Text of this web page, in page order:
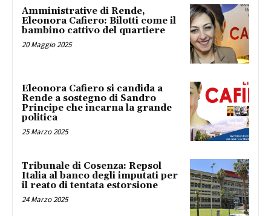
Amministrative di Rende,
Eleonora Cafiero: Bilotti come il
bambino cattivo del quartiere
20 Maggio 2025
Eleonora Cafiero si candida a
Rende a sostegno di Sandro
Principe che incarna la grande
politica
25 Marzo 2025
Tribunale di Cosenza: Repsol
Italia al banco degli imputati per
il reato di tentata estorsione
24 Marzo 2025